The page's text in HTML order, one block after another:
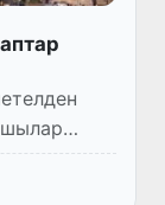
көрсетпей
дейін